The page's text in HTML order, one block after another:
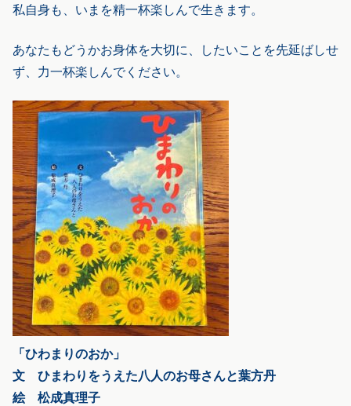
私自身も、いまを精一杯楽しんで生きます。
あなたもどうかお身体を大切に、したいことを先延ばしせ
ず、力一杯楽しんでください。
「ひわまりのおか」
文 ひまわりをうえた八人のお母さんと葉方丹
絵 松成真理子